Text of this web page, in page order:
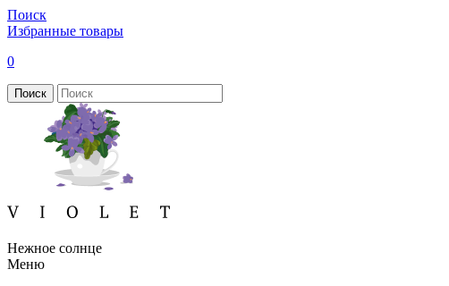
Поиск
Избранные товары
0
Поиск
Нежное солнце
Меню